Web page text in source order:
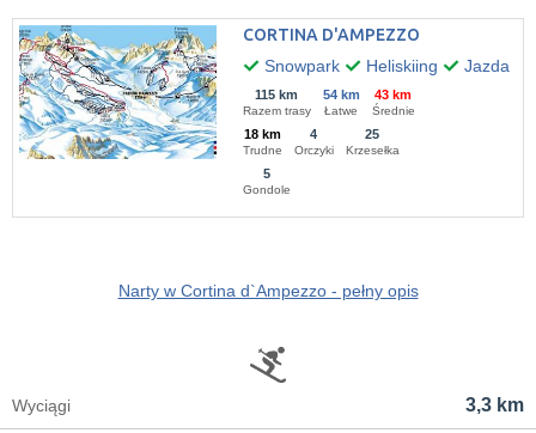
CORTINA D'AMPEZZO
Snowpark
Heliskiing Jazda po
115 km
Razem trasy
54 km
Łatwe
43 km
Średnie
18 km
Trudne
4
Orczyki
25
Krzesełka
5
Gondole
Narty w Cortina d`Ampezzo - pełny opis
3,3 km
Wyciągi